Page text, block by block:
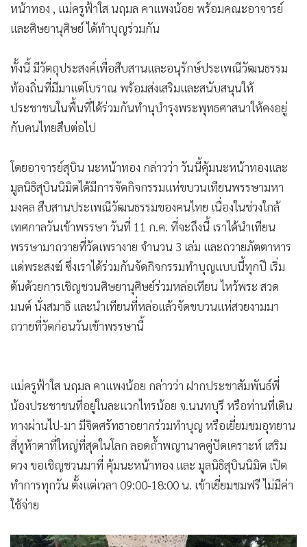
• หุ้น
• อินโดจีน
• Celeb Online
• Factcheck
• ญี่ปุ่น
• News1
•
Gotomanager
หน้าทอง , แม่ครูฟ้าใส นฤมล คาแพงน้อย พร้อมคณะอาจารย์
และศิษยานุศิษย์ ได้ทำบุญร่วมกัน
ทั้งนี้ มีวัตถุประสงค์เพื่อสืบสานและอนุรักษ์ประเพณีวัฒนธรรม
ท้องถิ่นที่มีมาแต่โบราณ พร้อมส่งเสริมและสนับสนุนให้
ประชาชนในพื้นที่ได้ร่วมกันทำนุบำรุงพระพุทธศาสนาให้คงอยู่
กับคนไทยสืบต่อไป
โดยอาจารย์สุบิน นะหน้าทอง กล่าวว่า วันนี้คุ้มนะหน้าทองและ
มูลนิธิสุบินนิมิตได้มีการจัดกิจกรรมแห่ขบวนเทียนพรรษามหา
มงคล สืบสานประเพณีวัฒนธรรมของคนไทย เนื่องในช่วงใกล้
เทศกาลวันเข้าพรรษา วันที่ 11 ก.ค. ที่จะถึงนี้ เราได้นำเทียน
พรรษามาถวายที่วัดเพรางาย จำนวน 3 เล่ม และถวายภัตตาหาร
แด่พระสงฆ์ ซึ่งเราได้ร่วมกันจัดกิจกรรมทำบุญแบบนี้ทุกปี เริ่ม
ต้นด้วยการเชิญชวนศิษยานุศิษย์ร่วมหล่อเทียน ไหว้พระ สวด
มนต์ นั่งสมาธิ และนำเทียนที่หล่อแล้วจัดขบวนแห่สวยงามมา
ถวายที่วัดก่อนวันเข้าพรรษานี้
แม่ครูฟ้าใส นฤมล คาแพงน้อย กล่าวว่า ฝากประชาสัมพันธ์พี่
น้องประชาชนที่อยู่ในละแวกไทรน้อย จ.นนทบุรี หรือท่านที่เดิน
ทางผ่านไป-มา มีจิตศรัทธาอยากร่วมทำบุญ หรือเยี่ยมชมอุทยาน
สี่หูห้าตาที่ใหญ่ที่สุดในโลก ลอดถ้ำพญานาคคู่ปัดเคราะห์ เสริม
ดวง ขอเชิญชวนมาที่ คุ้มนะหน้าทอง และ มูลนิธิสุบินนิมิต เปิด
ทำการทุกวัน ตั้งแต่เวลา 09:00-18:00 น. เข้าเยี่ยมชมฟรี ไม่มีค่า
ใช้จ่าย